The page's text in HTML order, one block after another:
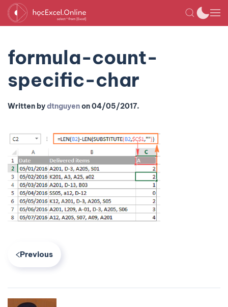
formula-count-
specific-char
Written bydtnguyenon04/05/2017.
Previous